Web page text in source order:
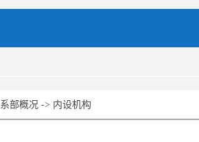
系部概况 -> 内设机构